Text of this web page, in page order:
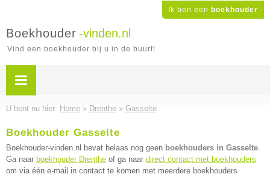
Ik ben een boekhouder
Boekhouder -vinden.nl
Vind een boekhouder bij u in de buurt!
U bent nu hier: Home » Drenthe » Gasselte
Boekhouder Gasselte
Boekhouder-vinden.nl bevat helaas nog geen boekhouders in Gasselte.
Ga naar boekhouder Drenthe of ga naar direct contact met boekhouders
om via één e-mail in contact te komen met meerdere boekhouders